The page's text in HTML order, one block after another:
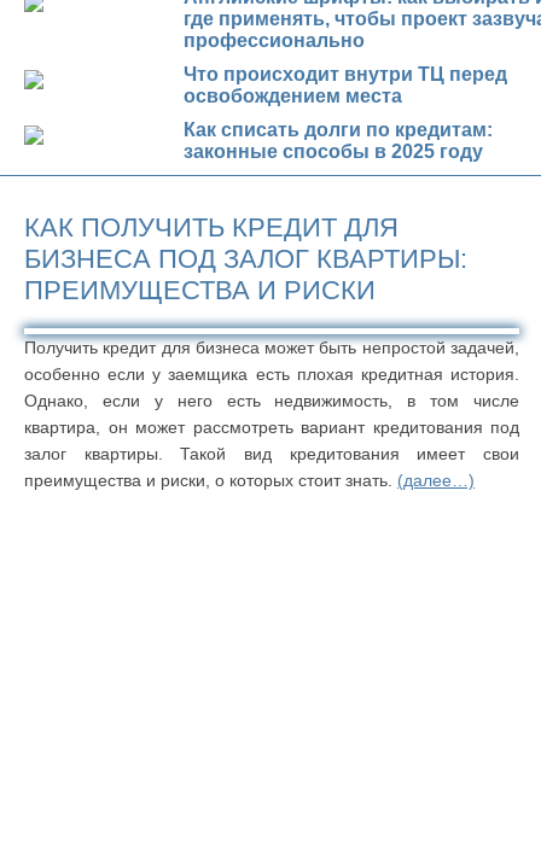
где применять, чтобы проект
профессионально
Что происходит внутри ТЦ перед
освобождением места
Как списать долги по кредитам:
законные способы в 2025 году
КАК ПОЛУЧИТЬ КРЕДИТ ДЛЯ
БИЗНЕСА ПОД ЗАЛОГ КВАРТИРЫ:
ПРЕИМУЩЕСТВА И РИСКИ
Получить кредит для бизнеса может быть непростой задачей,
особенно если у заемщика есть плохая кредитная история.
Однако, если у него есть недвижимость, в том числе
квартира, он может рассмотреть вариант кредитования под
залог квартиры. Такой вид кредитования имеет свои
преимущества и риски, о которых стоит знать. (далее…)